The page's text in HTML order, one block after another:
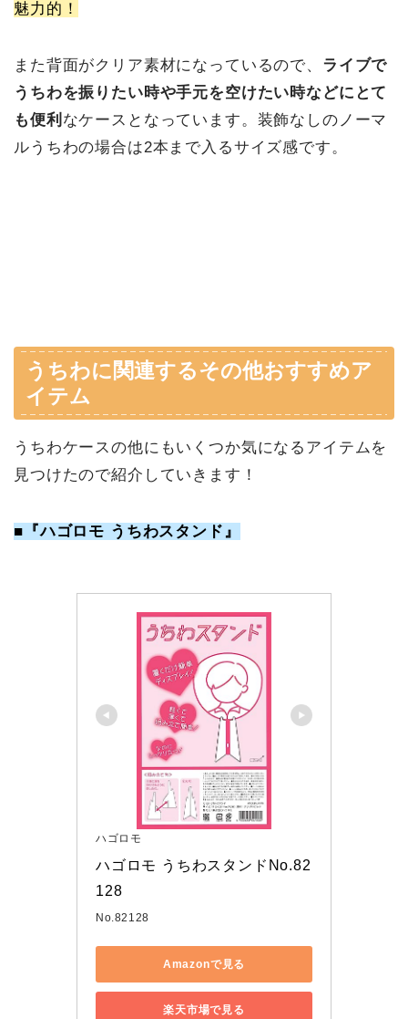
魅力的！
また背面がクリア素材になっているので、 ライブで
うちわを振りたい時や手元を空けたい時などにとて
も便利 なケースとなっています。装飾なしのノーマ
ルうちわの場合は2本まで入るサイズ感です。
うちわに関連するその他おすすめア
イテム
うちわケースの他にもいくつか気になるアイテムを
見つけたので紹介していきます！
■『ハゴロモ うちわスタンド』
ハゴロモ
ハゴロモ うちわスタンドNo.82
128
No.82128
Amazonで見る
楽天市場で見る